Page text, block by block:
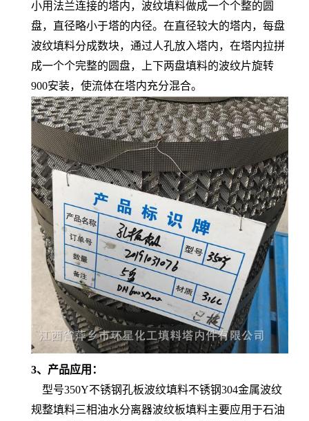
小用法兰连接的塔内，波纹填料做成一个个整的圆
盘，直径略小于塔的内径。在直径较大的塔内，每盘
波纹填料分成数块，通过人孔放入塔内，在塔内拉拼
成一个个完整的圆盘，上下两盘填料的波纹片旋转
900安装，使流体在塔内充分混合。
3、产品应用：
型号350Y不锈钢孔板波纹填料不锈钢304金属波纹
规整填料三相油水分离器波纹板填料主要应用于石油